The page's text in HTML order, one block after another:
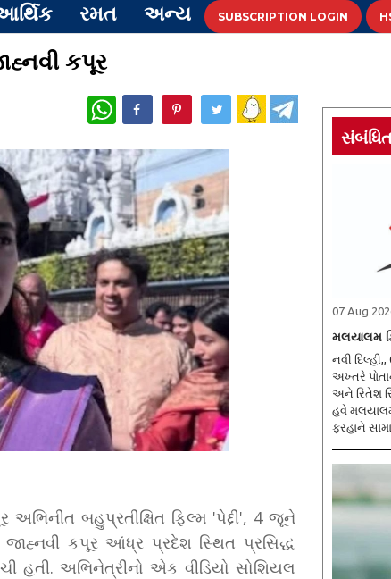
રમત અન્ય SUBSCRIPTION LOGIN
કપૂર
WhatsApp
બહુપ્રતીક્ષિત ફિલ્મ 'પેદ્દી', 4 જૂને
કપૂર આંધ્ર પ્રદેશ સ્થિત પ્રસિદ્ધ
હતી. અભિનેત્રીનો એક વીડિયો સોશિયલ
07 Aug
મલયાલમ
નવી
અખ્તરે
અને રિતેશ
હવે
ફરહાને